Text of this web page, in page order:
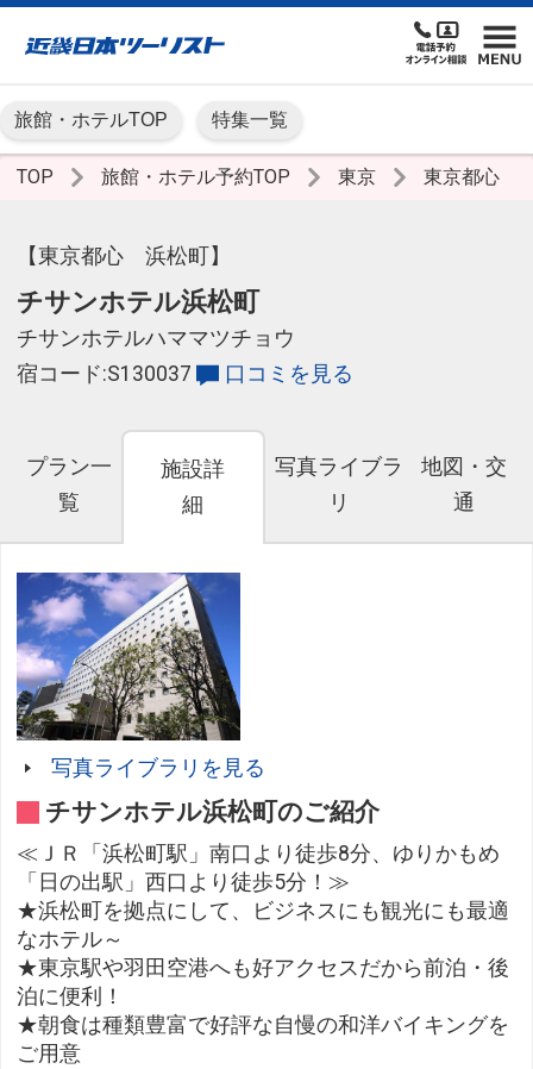
旅館・ホテルTOP 特集一覧
TOP 旅館・ホテル予約TOP 東京 東京都心
【東京都心 浜松町】
チサンホテル浜松町
チサンホテルハママツチョウ
宿コード:S130037
口コミを見る
プラン一
覧
施設詳
細
写真ライブラ
リ
地図・交
通
写真ライブラリを見る
チサンホテル浜松町のご紹介
≪ＪＲ「浜松町駅」南口より徒歩8分、ゆりかもめ
「日の出駅」西口より徒歩5分！≫
★浜松町を拠点にして、ビジネスにも観光にも最適
なホテル～
★東京駅や羽田空港へも好アクセスだから前泊・後
泊に便利！
★朝食は種類豊富で好評な自慢の和洋バイキングを
ご用意